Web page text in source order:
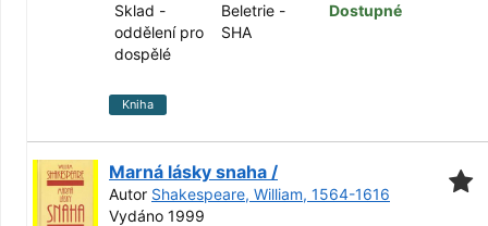
Sklad -
oddělení pro
dospělé
Beletrie -
SHA
Dostupné
Kniha
Marná lásky snaha /
Autor Shakespeare, William, 1564-1616
Vydáno 1999